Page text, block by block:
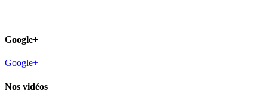
Google+
Google+
Nos vidéos